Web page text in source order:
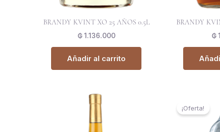
BRANDY KVINT XO 25 AÑOS 0.5L
₲1.136.000
Añadir al carrito
BRANDY
₲
¡Oferta!